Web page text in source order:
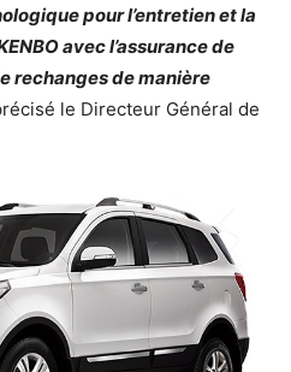
pour l’entretien et la
avec l’assurance de
rechanges de manière
le Directeur Général de